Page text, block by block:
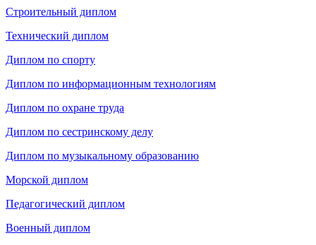
Строительный диплом
Технический диплом
Диплом по спорту
Диплом по информационным технологиям
Диплом по охране труда
Диплом по сестринскому делу
Диплом по музыкальному образованию
Морской диплом
Педагогический диплом
Военный диплом